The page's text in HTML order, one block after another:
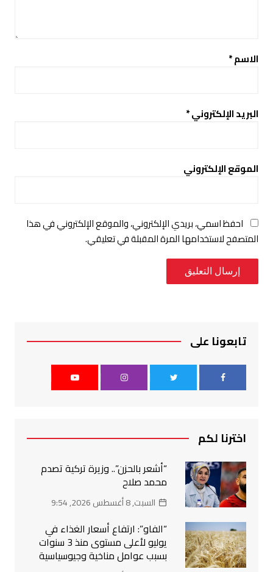
الاسم*
البريد الإلكتروني*
الموقع الإلكتروني
احفظ اسمي، بريدي الإلكتروني، والموقع الإلكتروني في هذا
المتصفح لاستخدامها المرة المقبلة في تعليقي.
تابعونا على
اخترنا لكم
“أشعر بالحزن”.. وزيرة تركية تصدم
محمد صلاح
السبت, 8 أغسطس 2026, 9:54
“الفاو”: ارتفاع أسعار الغذاء في
يوليو لأعلى مستوى منذ 3 سنوات
بسبب عوامل مناخية وجيوسياسية